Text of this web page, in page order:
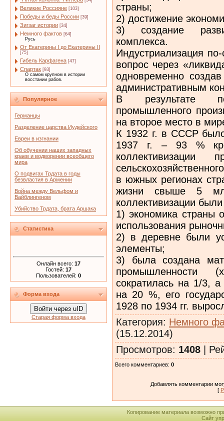
Великие Россияне [103]
Победы и беды России [39]
Зигзаг истории [34]
Немного фактов [64]
Русь
От Екатерины I до Екатерины II
[75]
Гибель Карфагена [47]
Спартак [93]
О самом крупном в истории
восстании рабов.
Популярное
Германцы
Разделение царства Иудейского
Евреи в изгнании
Об обучении наших западных
краев и водворении всеобщего
мира
О подвигах Трдата в годы
безвластия в Армении
Война между Вельфом и
Вайблингеном
Убийство Трдата, брата Аршака
Статистика
Онлайн всего: 17
Гостей: 17
Пользователей: 0
Форма входа
Войти через uID
Старая форма входа
страны;
2) достижение
3) создание
комплекса.
Индустриализация
вопрос через
одновременно
административным
В результате
промышленного
на второе место в
К 1932 г. в СССР
1937 г. – 93 %
коллективизации
в южных регионах
жизни свыше 5
коллективизации
1) экономика страны
использования
2) в деревне были
элементы;
3) была создана
промышленности
сократилась на 1/3,
на 20 %, его
1928 по 1934 гг.
Категория: Немного
(15.12.2014)
Просмотров: 1408 |
Всего комментариев: 0
Добавлять комментарии
[
Копирование материала возможно
Сайт